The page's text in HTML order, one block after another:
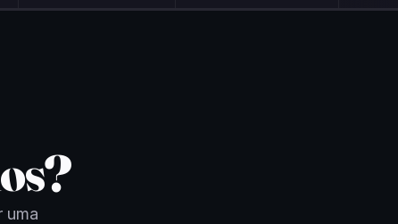
uma